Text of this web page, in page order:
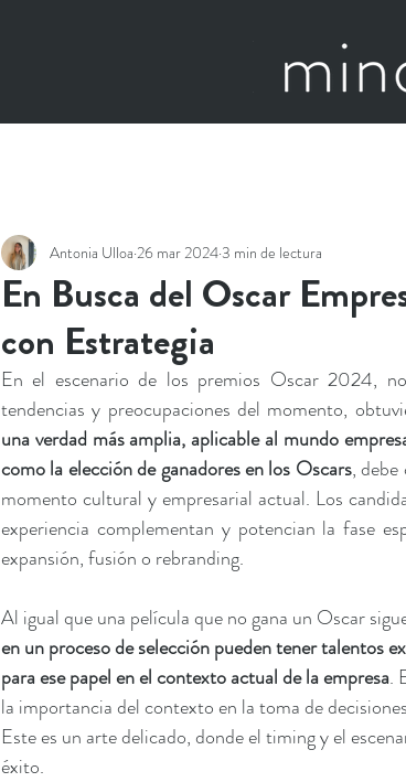
En Busca del Oscar
con Estrategia
Antonia Ulloa 26 mar 20243 min de lectura
En el escenario de los premios Oscar 2024,
tendencias y preocupaciones del momento,
una verdad más amplia, aplicable al mundo
como la elección de ganadores en los Oscars,
momento cultural y empresarial actual. Los
experiencia complementan y potencian la fase
expansión, fusión o rebranding.
Al igual que una película que no gana un Oscar
en un proceso de selección pueden tener talentos
para ese papel en el contexto actual de la empresa.
la importancia del contexto en la toma de
Este es un arte delicado, donde el timing y el
éxito.